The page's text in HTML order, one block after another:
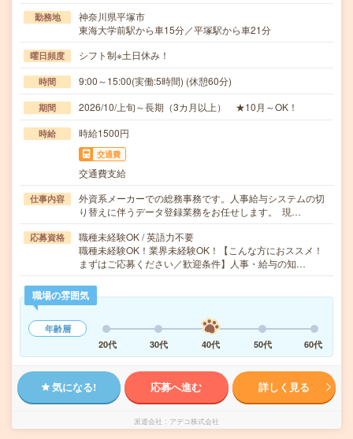
勤務地
神奈川県平塚市
東海大学前駅から車15分／平塚駅から車21分
曜日頻度 シフト制※土日休み！
時間 9:00～15:00(実働:5時間) (休憩60分)
期間 2026/10/上旬～長期（3カ月以上） ★10月～OK！
時給 時給1500円
交通費
交通費支給
仕事内容
外資系メーカーでの総務事務です。人事給与システムの切
り替えに伴うデータ登録業務をお任せします。 現…
応募資格
職種未経験OK / 英語力不要
職種未経験OK！業界未経験OK！【こんな方におススメ！
まずはご応募ください／歓迎条件】人事・給与の知…
職場の雰囲気
年齢層
20代
30代 40代 50代 60代
気になる! 応募へ進む 詳しく見る
派遣会社 アデコ株式会社